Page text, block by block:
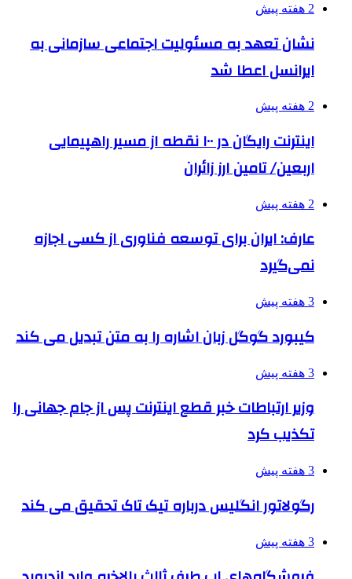
2 هفته پیش
نشان تعهد به مسئولیت اجتماعی سازمانی به
ایرانسل اعطا شد
2 هفته پیش
اینترنت رایگان در ۱۰۰ نقطه از مسیر راهپیمایی
اربعین/ تامین ارز زائران
2 هفته پیش
عارف: ایران برای توسعه فناوری از کسی اجازه
نمی‌گیرد
3 هفته پیش
کیبورد گوگل زبان اشاره را به متن تبدیل می کند
3 هفته پیش
وزیر ارتباطات خبر قطع اینترنت پس از جام جهانی را
تکذیب کرد
3 هفته پیش
رگولاتور انگلیس درباره تیک تاک تحقیق می کند
3 هفته پیش